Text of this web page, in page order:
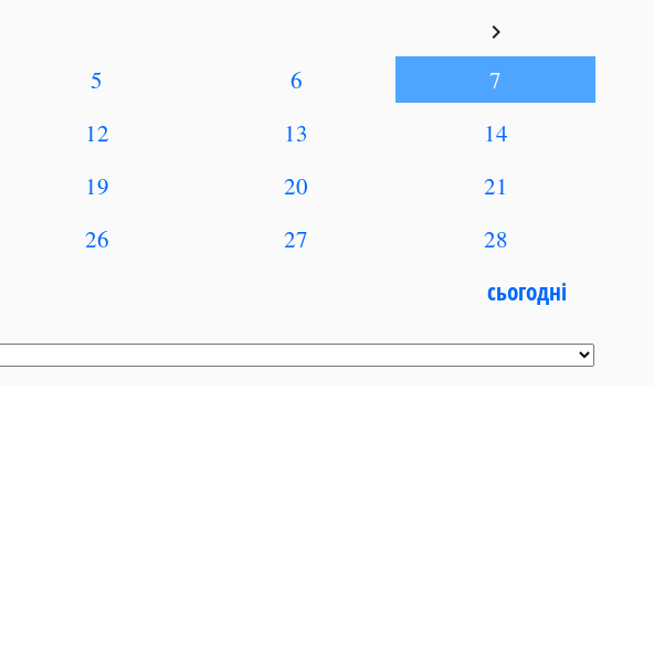
keyboard_arrow_right
5 6
7
12 13
14
19 20
21
26 27
28
сьогодні